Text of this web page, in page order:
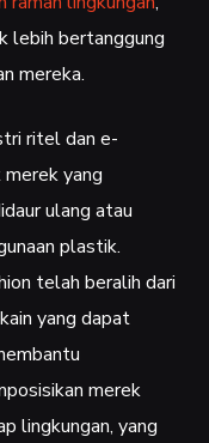
lebih bertanggung
mereka.
ritel dan e-
merek yang
ulang atau
plastik.
telah beralih dari
yang dapat
merek
lingkungan, yang